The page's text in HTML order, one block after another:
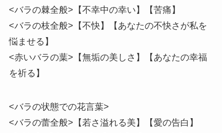
<バラの棘全般>【不幸中の幸い】【苦痛】
<バラの枝全般>【不快】【あなたの不快さが私を
悩ませる】
<赤いバラの葉>【無垢の美しさ】【あなたの幸福
を祈る】
<バラの状態での花言葉>
<バラの蕾全般>【若さ溢れる美】【愛の告白】